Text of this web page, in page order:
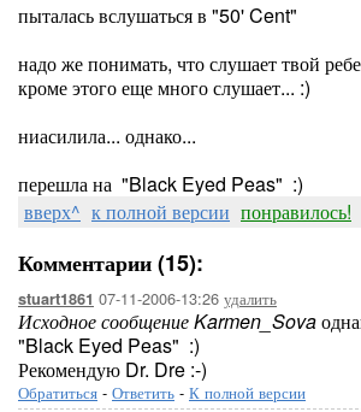
пыталась вслушаться в "50' Cent"
надо же понимать, что слушает твой
кроме этого еще много слушает... :)
ниасилила... однако...
перешла на "Black Eyed Peas" :)
вверх^ к полной версии понравилось!
Комментарии (15):
stuart1861 07-11-2006-13:26 удалить
Исходное сообщение Karmen_Sova
"Black Eyed Peas" :)
Рекомендую Dr. Dre :-)
Обратиться - Ответить - К полной версии